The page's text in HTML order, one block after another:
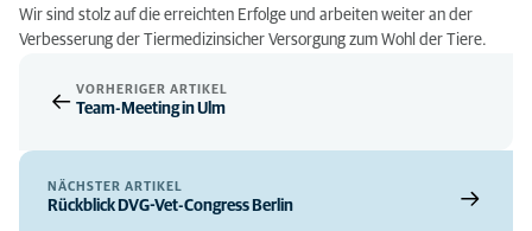
Wir sind stolz auf die erreichten Erfolge und arbeiten weiter an der
Verbesserung der Tiermedizinsicher Versorgung zum Wohl der Tiere.
VORHERIGER ARTIKEL
Team-Meeting in Ulm
NÄCHSTER ARTIKEL
Rückblick DVG-Vet-Congress Berlin